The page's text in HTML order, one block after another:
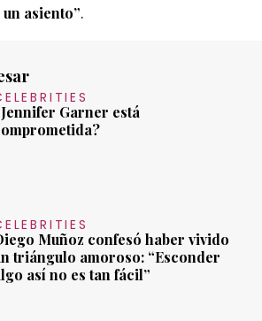
asiento”.
Garner está
Muñoz confesó haber vivido
triángulo amoroso: “Esconder
así no es tan fácil”